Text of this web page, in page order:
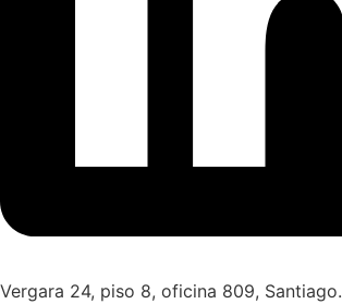
Vergara 24, piso 8, oficina 809, Santiago.